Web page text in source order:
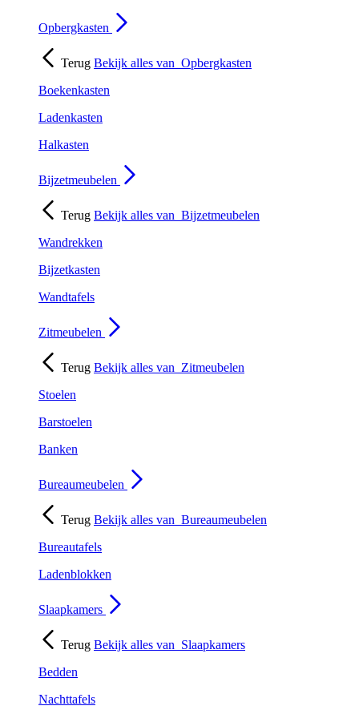
Opbergkasten
Terug Bekijk alles van Opbergkasten
Boekenkasten
Ladenkasten
Halkasten
Bijzetmeubelen
Terug Bekijk alles van Bijzetmeubelen
Wandrekken
Bijzetkasten
Wandtafels
Zitmeubelen
Terug Bekijk alles van Zitmeubelen
Stoelen
Barstoelen
Banken
Bureaumeubelen
Terug Bekijk alles van Bureaumeubelen
Bureautafels
Ladenblokken
Slaapkamers
Terug Bekijk alles van Slaapkamers
Bedden
Nachttafels